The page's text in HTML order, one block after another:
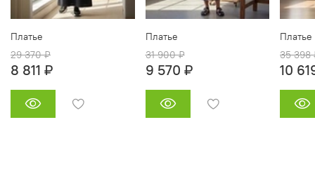
Платье
29 370 ₽
8 811 ₽
Платье
31 900 ₽
9 570 ₽
Платье
35 398
10